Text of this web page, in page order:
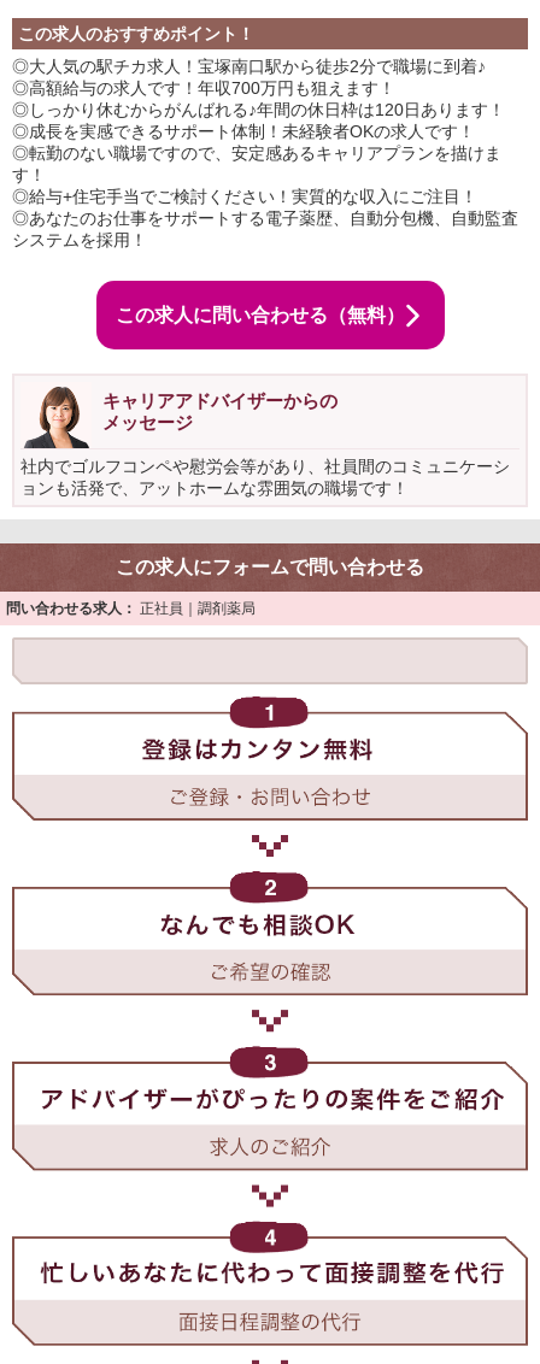
この求人のおすすめポイント！
◎大人気の駅チカ求人！宝塚南口駅から徒歩2分で職場に到着♪
◎高額給与の求人です！年収700万円も狙えます！
◎しっかり休むからがんばれる♪年間の休日枠は120日あります！
◎成長を実感できるサポート体制！未経験者OKの求人です！
◎転勤のない職場ですので、安定感あるキャリアプランを描けま
す！
◎給与+住宅手当でご検討ください！実質的な収入にご注目！
◎あなたのお仕事をサポートする電子薬歴、自動分包機、自動監査
システムを採用！
この求人に問い合わせる（無料）
キャリアアドバイザーからの
メッセージ
社内でゴルフコンペや慰労会等があり、社員間のコミュニケーシ
ョンも活発で、アットホームな雰囲気の職場です！
この求人にフォームで問い合わせる
問い合わせる求人： 正社員｜調剤薬局